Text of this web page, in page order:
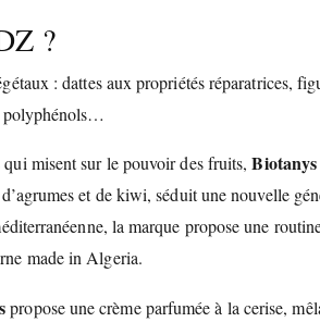
?
: dattes aux propriétés réparatrices,
polyphénols…
qui misent sur le pouvoir des fruits,Biotanys
et de kiwi, séduit une nouvelle
la marque propose une
made in Algeria.
propose une crème parfumée à la cerise,